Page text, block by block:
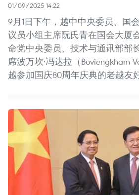
01/09/2025 14:22
9月1日下午，越中中央委员、国
议员小组主席阮氏青在国会大厦
命党中央委员、技术与通讯部部
席波万坎·冯达拉（Boviengkham
越参加国庆80周年庆典的老越友